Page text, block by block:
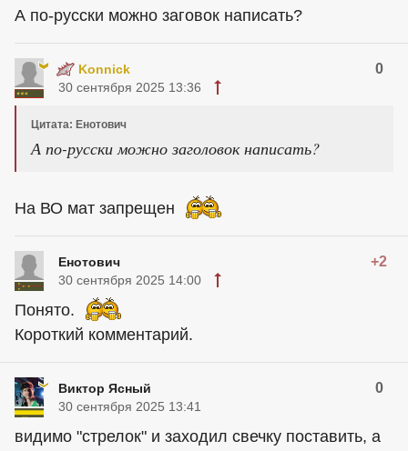
А по-русски можно заговок написать?
Konnick 0
30 сентября 2025 13:36
Цитата: Енотович
А по-русски можно заголовок написать?
На ВО мат запрещен
Енотович +2
30 сентября 2025 14:00
Понято.
Короткий комментарий.
Виктор Ясный 0
30 сентября 2025 13:41
видимо "стрелок" и заходил свечку поставить, а